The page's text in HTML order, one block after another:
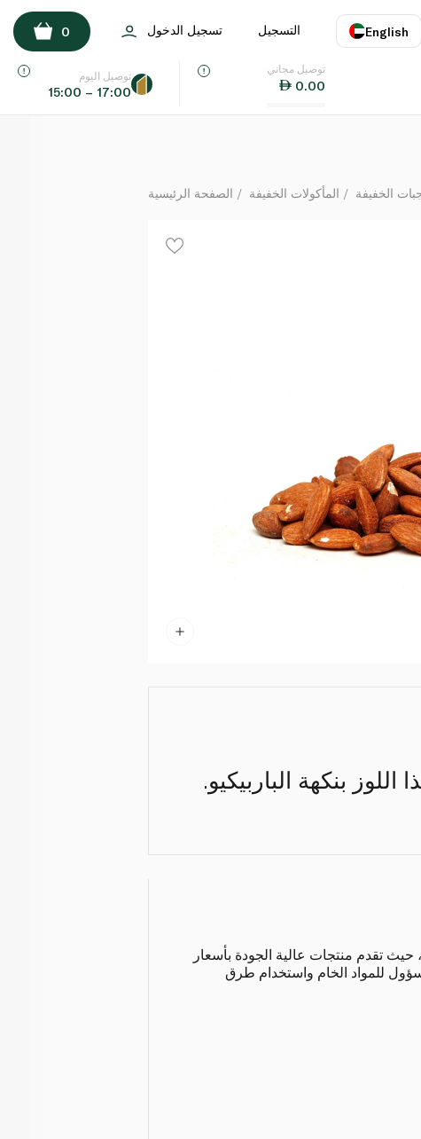
English
اللغة
التسجيل تسجيل الدخول 0
توصيل مجاني
0.00
توصيل اليوم
15:00 – 17:00
كيلوغرام
الصفحة الرئيسية المأكولات الخفيفة الخفيفة
بنكهة الباربيكيو.
تقدم منتجات عالية الجودة بأسعار
للمواد الخام واستخدام طرق